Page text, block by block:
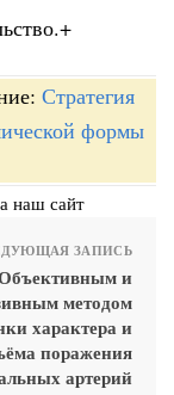
Стратегия
формы
наш сайт
ЗАПИСЬ
и
методом
характера и
поражения
артерий